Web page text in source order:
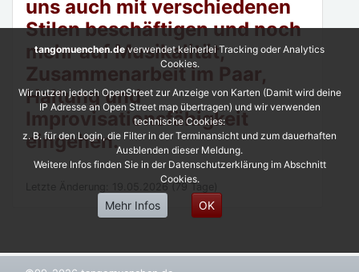
uns auch mit verschiedenen
Stilen beschäftigen und noch
mehr auf Musikalität,
Zusammenarbeit im Paar,
Haltung und
Improvisationsfähigkeit
eingehen.
Letzte Änderung: 19.05.2026 (79 Tage)
tangomuenchen.deverwendet keinerlei Tracking oder Analytics
Cookies.
Wir nutzen jedoch OpenStreet zur Anzeige von Karten (Damit wird deine
IP Adresse an Open Street map übertragen) und wir verwenden
technische Cookies:
z. B. für den Login, die Filter in der Terminansicht und zum dauerhaften
Ausblenden dieser Meldung.
Weitere Infos finden Sie in der Datenschutzerklärung im Abschnitt
Cookies.
Mehr Infos OK